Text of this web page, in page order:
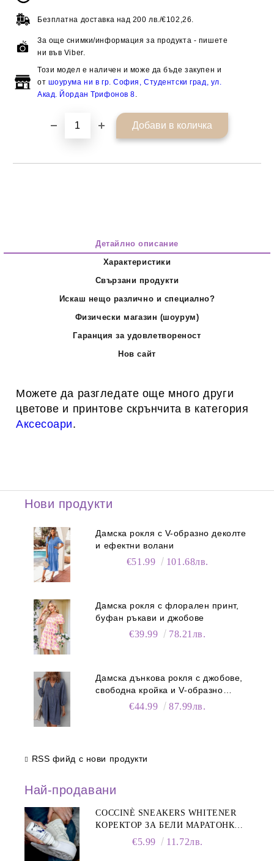
Безплатна доставка над 200 лв./€102,26.
За още снимки/информация за продукта - пишете
ни във Viber.
Този модел е наличен и може да бъде закупен и
от шоурума ни в гр. София, Студентски град, ул.
Акад. Йордан Трифонов 8
Детайлно описание
Характеристики
Свързани продукти
Искаш нещо различно и специално?
Физически магазин (шоурум)
Гаранция за удовлетвореност
Нов сайт
Можете да разгледате още много други
цветове и принтове скрънчита в категория
Аксесоари.
Нови продукти
Дамска рокля с V-образно деколте
и ефектни волани
€51.99 101.68лв.
Дамска рокля с флорален принт,
буфан ръкави и джобове
€39.99 78.21лв.
Дамска дънкова рокля с джобове,
свободна кройка и V-образно
деколте€44.99 87.99лв.
RSS фийд с нови продукти
Най-продавани
COCCINÈ SNEAKERS WHITENER
КОРЕКТОР ЗА БЕЛИ МАРАТОНКИ,
€5.99 11.72лв.